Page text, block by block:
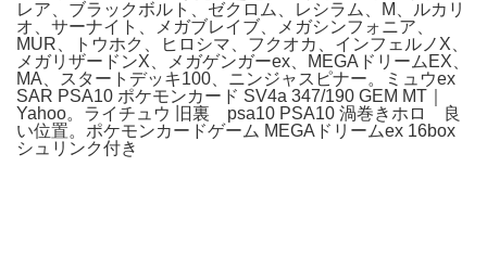
レア、ブラックボルト、ゼクロム、レシラム、M、ルカリ
オ、サーナイト、メガブレイブ、メガシンフォニア、
MUR、トウホク、ヒロシマ、フクオカ、インフェルノX、
メガリザードンX、メガゲンガーex、MEGAドリームEX、
MA、スタートデッキ100、ニンジャスピナー。ミュウex
SAR PSA10 ポケモンカード SV4a 347/190 GEM MT｜
Yahoo。ライチュウ 旧裏 psa10 PSA10 渦巻きホロ 良
い位置。ポケモンカードゲーム MEGAドリームex 16box
シュリンク付き